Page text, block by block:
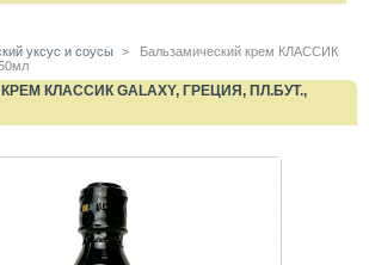
уксус и соусы >
Бальзамический крем КЛАССИК
КЛАССИК GALAXY, ГРЕЦИЯ, ПЛ.БУТ.,